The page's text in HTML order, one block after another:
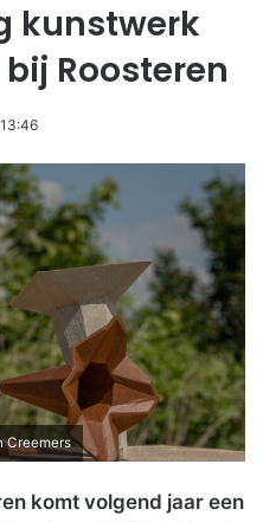
kunstwerk
Roosteren
Creemers
komt volgend jaar een